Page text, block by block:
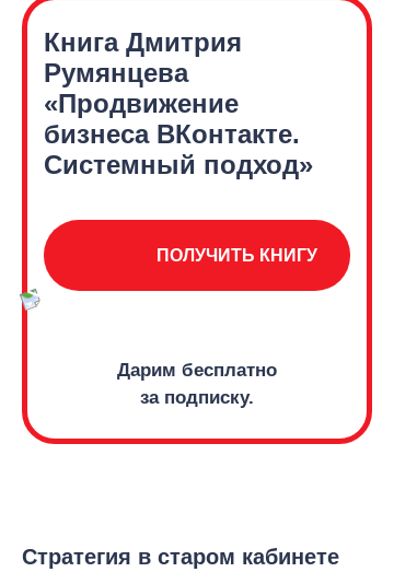
Книга Дмитрия
Румянцева
«Продвижение
бизнесаВКонтакте.
Системный подход»
ПОЛУЧИТЬ КНИГУ
Дарим бесплатно
за подписку.
Стратегия в старом кабинете